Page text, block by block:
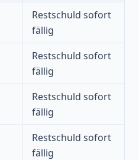
Restschuld sofort
fällig
Restschuld sofort
fällig
Restschuld sofort
fällig
Restschuld sofort
fällig